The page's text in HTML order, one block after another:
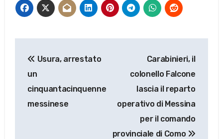
articoli
Usura, arrestato
un
cinquantacinquenne
messinese
Carabinieri, il
colonello Falcone
lascia il reparto
operativo di Messina
per il comando
provinciale di Como